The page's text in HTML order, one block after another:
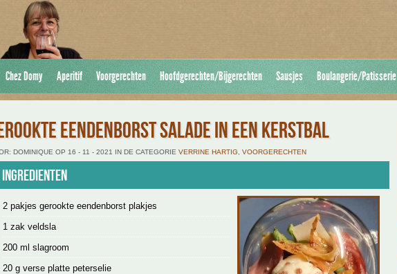
Chez Domy Aperitif Voorgerechten Hoofdgerechten/Bijgerechten Sausjes Boulangerie/Patisserie
EENDENBORST SALADE IN EEN KERSTBAL
DOMINIQUE OP 16 - 11 - 2021 IN DE CATEGORIE VERRINE HARTIG VOORGERECHTEN
Ingredienten
2 pakjes gerookte eendenborst plakjes
1 zak veldsla
200 ml slagroom
20 g verse platte peterselie